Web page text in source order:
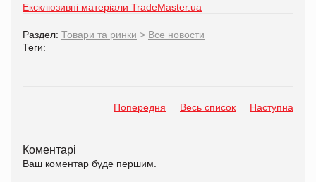
Ексклюзивні матеріали TradeMaster.ua
Раздел: Товари та ринки > Все новости
Теги:
Попередня Весь список Наступна
Коментарі
Ваш коментар буде першим.